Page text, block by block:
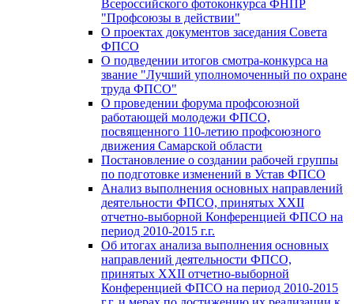
Всероссийского фотоконкурса ФНПР
"Профсоюзы в действии"
О проектах документов заседания Совета
ФПСО
О подведении итогов смотра-конкурса на
звание "Лучший уполномоченный по охране
труда ФПСО"
О проведении форума профсоюзной
работающей молодежи ФПСО,
посвященного 110-летию профсоюзного
движения Самарской области
Постановление о создании рабочей группы
по подготовке изменений в Устав ФПСО
Анализ выполнения основных направлений
деятельности ФПСО, принятых XXII
отчетно-выборной Конференцией ФПСО на
период 2010-2015 г.г.
Об итогах анализа выполнения основных
направлений деятельности ФПСО,
принятых XXII отчетно-выборной
Конференцией ФПСО на период 2010-2015